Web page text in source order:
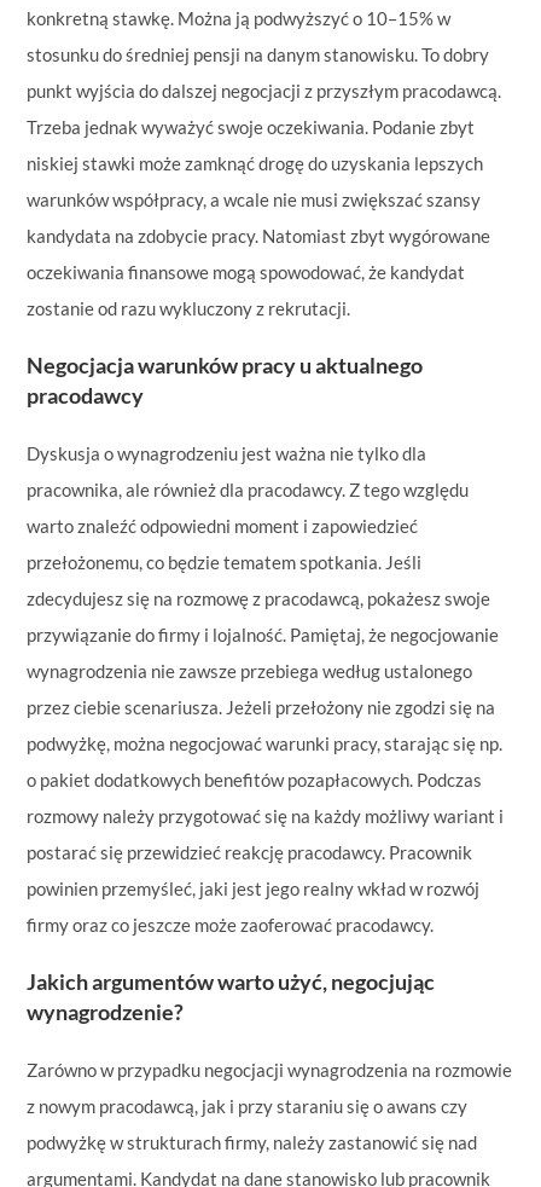
konkretną stawkę. Można ją podwyższyć o 10–15% w
stosunku do średniej pensji na danym stanowisku. To dobry
punkt wyjścia do dalszej negocjacji z przyszłym pracodawcą.
Trzeba jednak wyważyć swoje oczekiwania. Podanie zbyt
niskiej stawki może zamknąć drogę do uzyskania lepszych
warunków współpracy, a wcale nie musi zwiększać szansy
kandydata na zdobycie pracy. Natomiast zbyt wygórowane
oczekiwania finansowe mogą spowodować, że kandydat
zostanie od razu wykluczony z rekrutacji.
Negocjacja warunków pracy u aktualnego
pracodawcy
Dyskusja o wynagrodzeniu jest ważna nie tylko dla
pracownika, ale również dla pracodawcy. Z tego względu
warto znaleźć odpowiedni moment i zapowiedzieć
przełożonemu, co będzie tematem spotkania. Jeśli
zdecydujesz się na rozmowę z pracodawcą, pokażesz swoje
przywiązanie do firmy i lojalność. Pamiętaj, że negocjowanie
wynagrodzenia nie zawsze przebiega według ustalonego
przez ciebie scenariusza. Jeżeli przełożony nie zgodzi się na
podwyżkę, można negocjować warunki pracy, starając się np.
o pakiet dodatkowych benefitów pozapłacowych. Podczas
rozmowy należy przygotować się na każdy możliwy wariant i
postarać się przewidzieć reakcję pracodawcy. Pracownik
powinien przemyśleć, jaki jest jego realny wkład w rozwój
firmy oraz co jeszcze może zaoferować pracodawcy.
Jakich argumentów warto użyć, negocjując
wynagrodzenie?
Zarówno w przypadku negocjacji wynagrodzenia na rozmowie
z nowym pracodawcą, jak i przy staraniu się o awans czy
podwyżkę w strukturach firmy, należy zastanowić się nad
argumentami. Kandydat na dane stanowisko lub pracownik